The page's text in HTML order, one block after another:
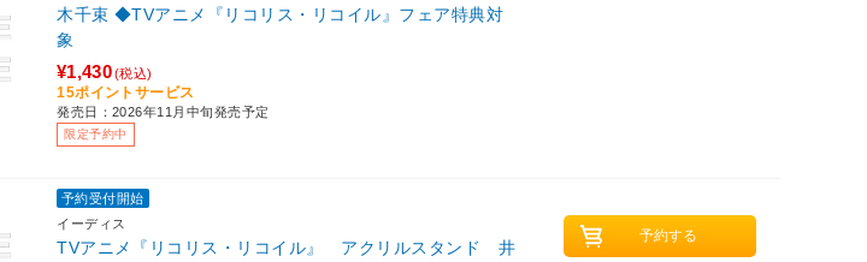
木千束 ◆TVアニメ『リコリス・リコイル』フェア特典対
象
¥1,430(税込)
15ポイントサービス
発売日：2026年11月中旬発売予定
限定予約中
予約受付開始
イーディス
TVアニメ『リコリス・リコイル』 アクリルスタンド 井